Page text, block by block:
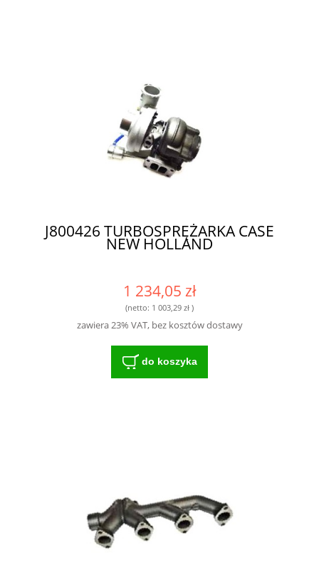
J800426 TURBOSPRĘŻARKA CASE
NEW HOLLAND
1 234,05 zł
(netto: 1 003,29 zł )
zawiera 23% VAT, bez kosztów dostawy
do koszyka